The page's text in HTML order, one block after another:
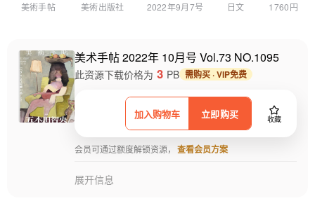
美術手帖 美術出版社 2022年9月7号 日文 1760円
美术手帖 2022年 10月号 Vol.73 NO.1095
加入购物车 立即购买 收藏
此资源下载价格为 3 PB 需购买 · VIP免费
会员可通过额度解锁资源， 查看会员方案
展开信息